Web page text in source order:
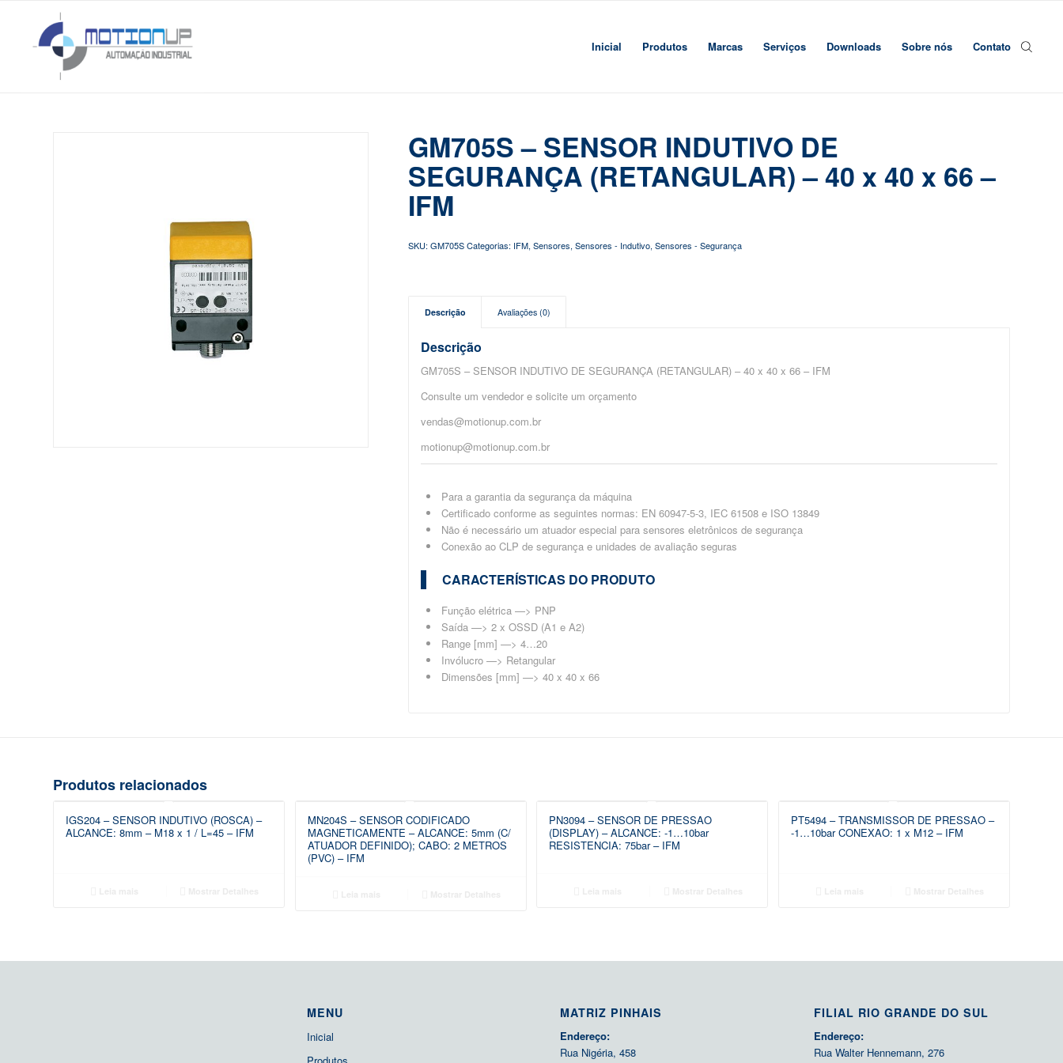
Inicial Produtos Marcas Serviços Downloads Sobre nós Contato
GM705S – SENSOR INDUTIVO DE
SEGURANÇA (RETANGULAR) – 40 x 40 x 66 –
IFM
SKU:GM705S Categorias: IFM,Sensores,Sensores - Indutivo,Sensores - Segurança
Descrição Avaliações (0)
Descrição
GM705S – SENSOR INDUTIVO DE SEGURANÇA (RETANGULAR) – 40 x 40 x 66 – IFM
Consulte um vendedor e solicite um orçamento
vendas@motionup.com.br
motionup@motionup.com.br
Para a garantia da segurança da máquina
Certificado conforme as seguintes normas: EN 60947-5-3, IEC 61508 e ISO 13849
Não é necessário um atuador especial para sensores eletrônicos de segurança
Conexão ao CLP de segurança e unidades de avaliação seguras
CARACTERÍSTICAS DO PRODUTO
Função elétrica —> PNP
Saída —> 2 x OSSD (A1 e A2)
Range [mm] —> 4…20
Invólucro —> Retangular
Dimensões [mm] —> 40 x 40 x 66
Produtos relacionados
IGS204 – SENSOR INDUTIVO (ROSCA) –
ALCANCE: 8mm – M18 x 1 / L=45 – IFM
MN204S – SENSOR CODIFICADO
MAGNETICAMENTE – ALCANCE: 5mm (C/
ATUADOR DEFINIDO); CABO: 2 METROS
(PVC) – IFM
PN3094 – SENSOR DE PRESSAO
(DISPLAY) – ALCANCE: -1…10bar
RESISTENCIA: 75bar – IFM
PT5494 – TRANSMISSOR DE PRESSAO –
-1…10bar CONEXAO: 1 x M12 – IFM
MENU
Inicial
Produtos
MATRIZ PINHAIS
Endereço:
Rua Nigéria, 458
FILIAL RIO GRANDE DO SUL
Endereço:
Rua Walter Hennemann, 276